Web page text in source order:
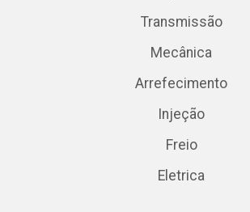
Transmissão
Mecânica
Arrefecimento
Injeção
Freio
Eletrica